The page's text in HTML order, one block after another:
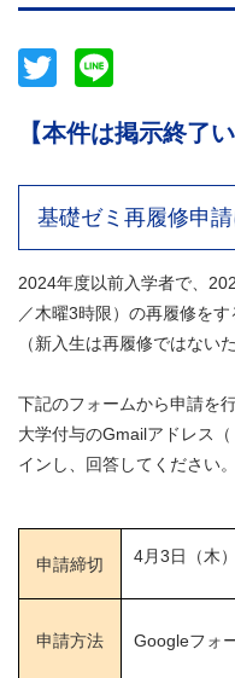
Twitter
【本件は掲示終了
基礎ゼミ再履修申
2024年度以前入学者で、
／木曜3時限）の再履修をす
（新入生は再履修ではない
下記のフォームから申請を
大学付与のGmailアドレス
インし、回答してください。
申請締切 4月3日（木
申請方法 Googleフォ